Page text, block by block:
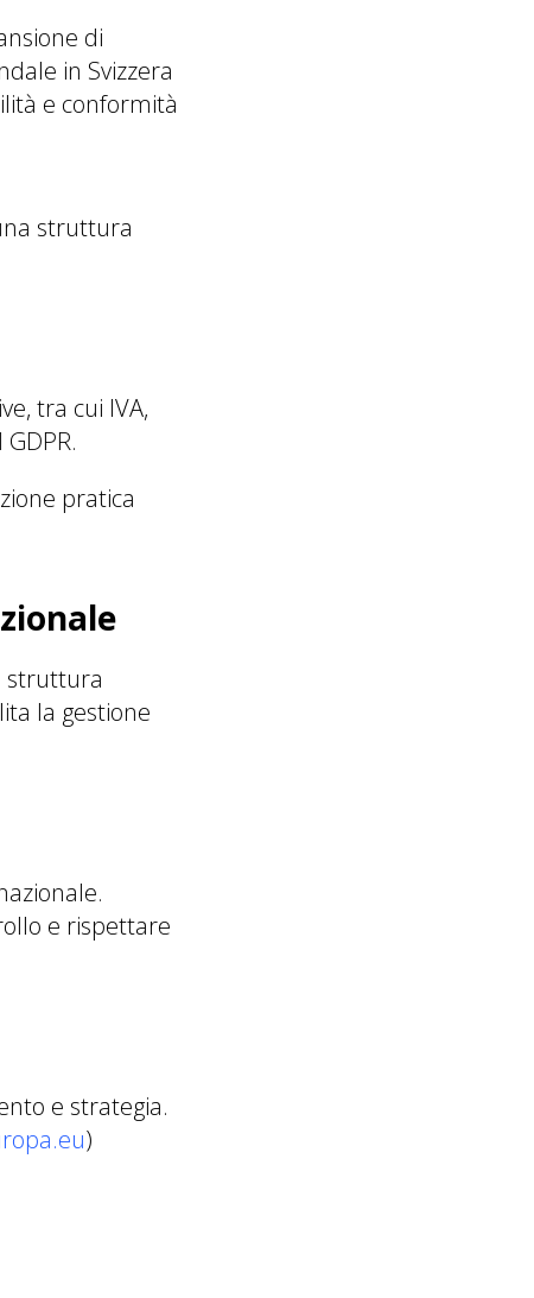
di
in Svizzera
e conformità
struttura
tra cui IVA,
pratica
struttura
la gestione
e rispettare
e strategia.
)